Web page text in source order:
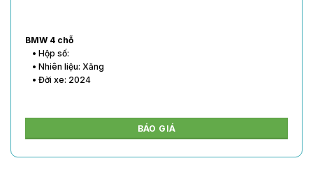
BMW 4 chỗ
• Hộp số:
• Nhiên liệu: Xăng
• Đời xe: 2024
BÁO GIÁ